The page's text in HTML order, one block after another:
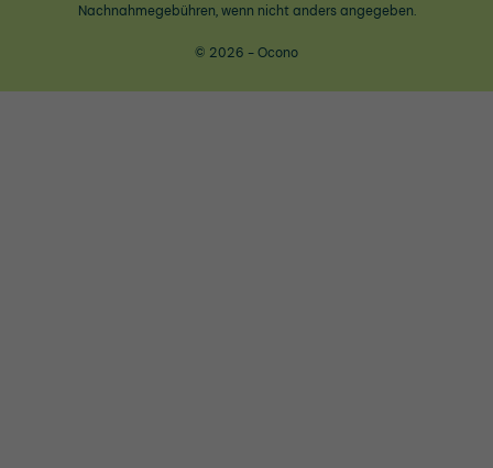
Nachnahmegebühren, wenn nicht anders angegeben.
© 2026 - Ocono